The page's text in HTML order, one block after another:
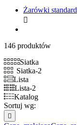
Żarówki standard

146 produktów
Siatka
Siatka-2
Lista
Lista-2
Katalog
Sortuj wg:
